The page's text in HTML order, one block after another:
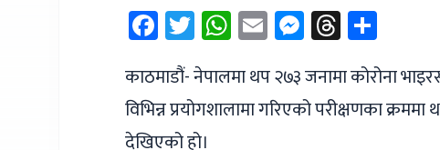
Facebook
Twitter
WhatsApp
EmailMessenger
Threads
काठमाडौं- नेपालमा थप २७३ जनामा कोरोना
विभिन्न प्रयोगशालामा गरिएको परीक्षणका
देखिएको हो।